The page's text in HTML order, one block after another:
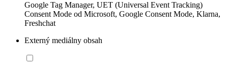
Google Tag Manager, UET (Universal Event Tracking)
Consent Mode od Microsoft, Google Consent Mode, Klarna,
Freshchat
Externý mediálny obsah